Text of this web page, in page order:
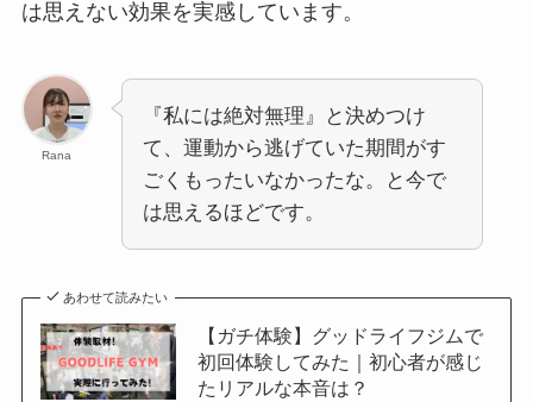
は思えない効果を実感しています。
Rana
『私には絶対無理』と決めつけ
て、運動から逃げていた期間がす
ごくもったいなかったな。と今で
は思えるほどです。
あわせて読みたい
【ガチ体験】グッドライフジムで
初回体験してみた｜初心者が感じ
たリアルな本音は？